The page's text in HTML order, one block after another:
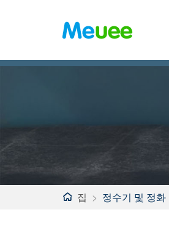
집 > 정수기 및 정화